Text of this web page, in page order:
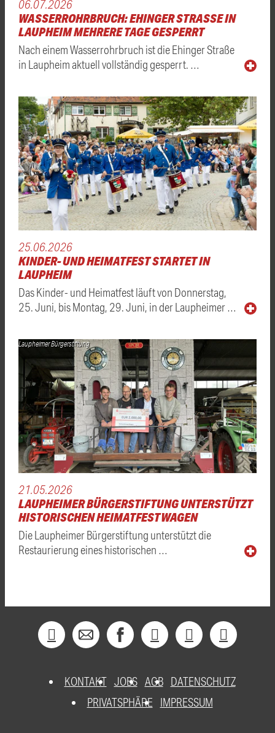
06.07.2026
WASSERROHRBRUCH: EHINGER STRASSE IN L
AUPHEIM MEHRERE TAGE GESPERRT
Nach einem Wasserrohrbruch ist die Ehinger Straße
in Laupheim aktuell vollständig gesperrt. …
25.06.2026
KINDER- UND HEIMATFEST STARTET IN
LAUPHEIM
Das Kinder- und Heimatfest läuft von Donnerstag,
25. Juni, bis Montag, 29. Juni, in der Laupheimer …
Laupheimer Bürgerstiftung
21.05.2026
LAUPHEIMER BÜRGERSTIFTUNG UNTERSTÜTZT
HISTORISCHEN HEIMATFESTWAGEN
Die Laupheimer Bürgerstiftung unterstützt die
Restaurierung eines historischen …
KONTAKT JOBS AGB DATENSCHUTZ
PRIVATSPHÄRE
IMPRESSUM